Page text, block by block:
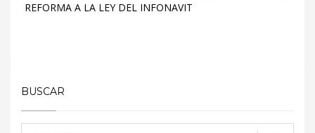
REFORMA A LA LEY DEL INFONAVIT
BUSCAR